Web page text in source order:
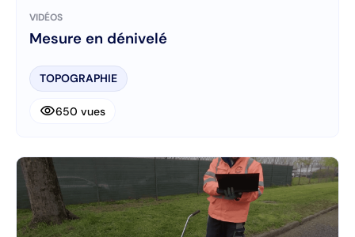
VIDÉOS
Mesure en dénivelé
TOPOGRAPHIE
visibility650 vues